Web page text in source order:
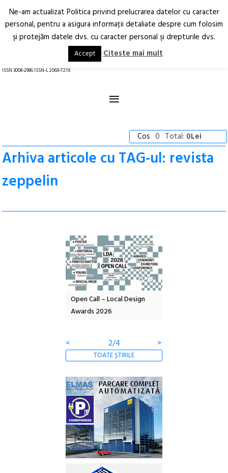
Arhitectură.
Oraș.
RO EN
ISSN 3008-2986 ISSN-L 2069-721X
≡
Cos 0 Total: 0Lei
Arhiva articole cu TAG-ul: revista
zeppelin
Open Call – Local Design
Awards 2026
<
2/4 >
TOATE ȘTIRILE
Ne-am actualizat Politica privind prelucrarea datelor cu caracter
personal, pentru a asigura informaţii detaliate despre cum folosim
şi protejăm datele dvs. cu caracter personal şi drepturile dvs.
Accept Citeste mai mult